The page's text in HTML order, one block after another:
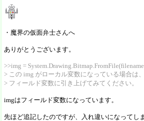
・魔界の仮面弁士さんへ
ありがとうございます。
>>img =
> この img がローカル変数になっている場合は、
> フィールド変数に引き上げてみてください。
imgはフィールド変数になっています。
先ほど追記したのですが、入れ違いになってし